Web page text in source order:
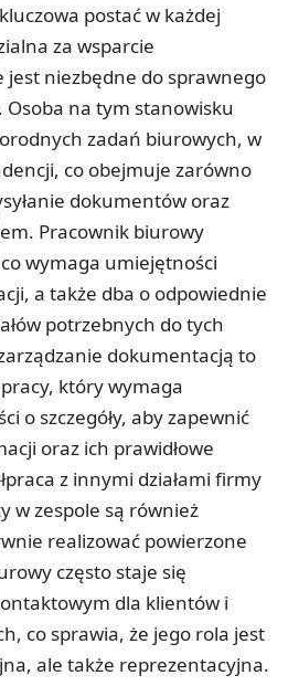
postać w każdej
za wsparcie
niezbędne do sprawnego
na tym stanowisku
zadań biurowych, w
co obejmuje zarówno
dokumentów oraz
Pracownik biurowy
wymaga umiejętności
a także dba o odpowiednie
potrzebnych do tych
dokumentacją to
który wymaga
o szczegóły, aby zapewnić
oraz ich prawidłowe
z innymi działami firmy
w zespole są również
realizować powierzone
często staje się
dla klientów i
co sprawia, że jego rola jest
ale także reprezentacyjna.